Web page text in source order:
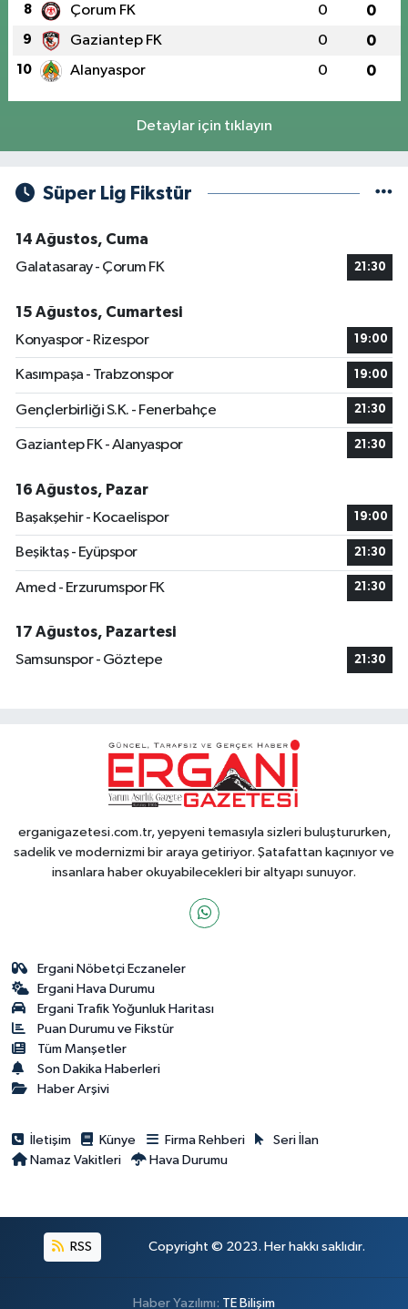
8 Çorum FK 0 0
9 Gaziantep FK 0 0
10 Alanyaspor 0 0
Detaylar için tıklayın
Süper Lig Fikstür
14 Ağustos, Cuma
Galatasaray - Çorum FK
21:30
15 Ağustos, Cumartesi
Konyaspor - Rizespor
19:00
Kasımpaşa - Trabzonspor 19:00
Gençlerbirliği S.K. - Fenerbahçe 21:30
Gaziantep FK - Alanyaspor 21:30
16 Ağustos, Pazar
Başakşehir - Kocaelispor
19:00
Beşiktaş - Eyüpspor 21:30
Amed - Erzurumspor FK 21:30
17 Ağustos, Pazartesi
Samsunspor - Göztepe
21:30
erganigazetesi.com.tr, yepyeni temasıyla sizleri buluştururken,
sadelik ve modernizmi bir araya getiriyor. Şatafattan kaçınıyor ve
insanlara haber okuyabilecekleri bir altyapı sunuyor.
Ergani Nöbetçi Eczaneler
Ergani Hava Durumu
Ergani Trafik Yoğunluk Haritası
Puan Durumu ve Fikstür
Tüm Manşetler
Son Dakika Haberleri
Haber Arşivi
İletişim Künye Firma Rehberi
Seri İlan
Namaz Vakitleri
Hava Durumu
RSS Copyright © 2023. Her hakkı saklıdır.
Haber Yazılımı: TE Bilişim